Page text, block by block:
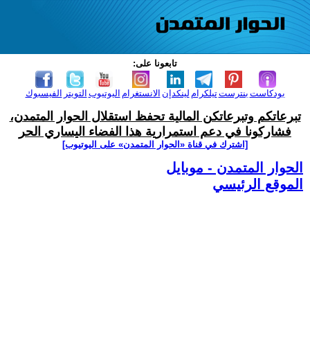
تابعونا على:
الفيسبوك التويتر اليوتيوب الانستغرام لينكدإن تيلكرامبنترست بودكاست
تبرعاتكم وتبرعاتكن المالية تحفظ استقلال الحوار المتمدن،
فشاركونا في دعم استمرارية هذا الفضاء اليساري الحر
[اشترك في قناة ‫«الحوار المتمدن» على اليوتيوب]
الحوار المتمدن - موبايل
الموقع الرئيسي